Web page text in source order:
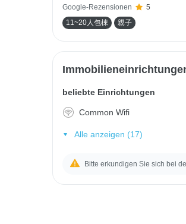
Google-Rezensionen
5
11~20人包棟
親子
beliebte Einrichtungen
Common Wifi
Alle anzeigen (17)
Bitte erkundigen Sie sich bei